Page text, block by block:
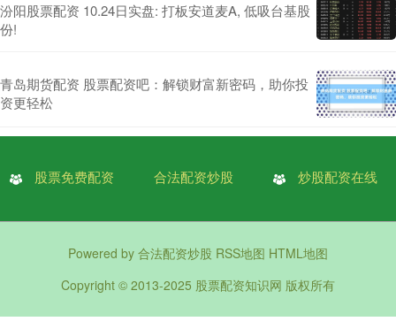
汾阳股票配资 10.24日实盘: 打板安道麦A, 低吸台基股
份!
青岛期货配资 股票配资吧：解锁财富新密码，助你投
资更轻松
股票免费配资 合法配资炒股 炒股配资在线
Powered by 合法配资炒股 RSS地图 HTML地图
Copyright © 2013-2025 股票配资知识网 版权所有